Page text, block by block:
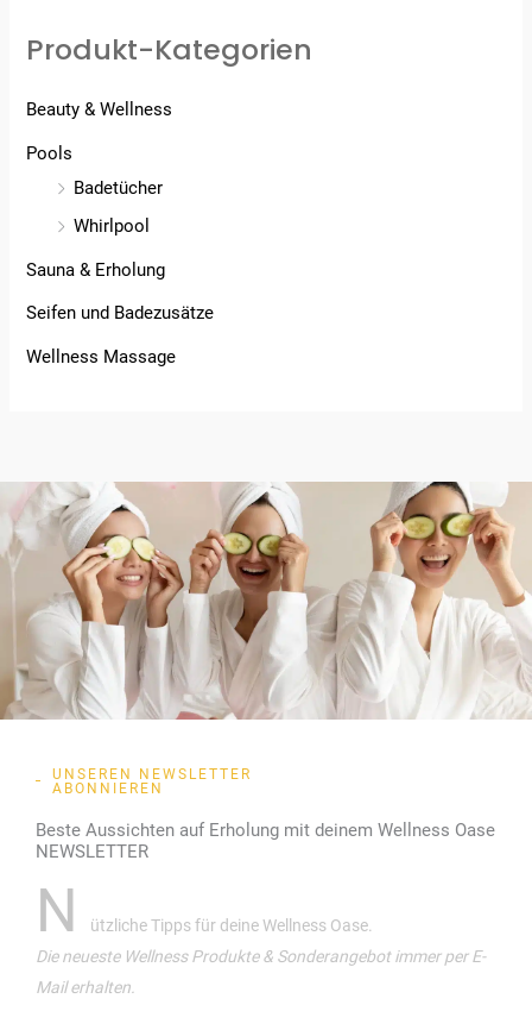
Produkt-Kategorien
Beauty & Wellness
Pools
Badetücher
Whirlpool
Sauna & Erholung
Seifen und Badezusätze
Wellness Massage
UNSEREN NEWSLETTER
ABONNIEREN
Beste Aussichten auf Erholung mit deinem Wellness Oase
NEWSLETTER
N
ützliche Tipps für deine Wellness Oase.
Die neueste Wellness Produkte & Sonderangebot immer per E-
Mail erhalten.